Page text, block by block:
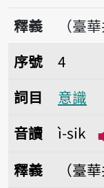
釋義
（臺
序號4意識
序號
4
詞目
意識
音讀
ì-sik
釋義
（臺